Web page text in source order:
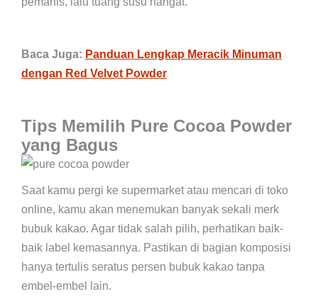
Baca Juga: Panduan Lengkap Meracik Minuman
dengan Red Velvet Powder
Tips Memilih Pure Cocoa Powder
yang Bagus
Saat kamu pergi ke supermarket atau mencari di toko
online, kamu akan menemukan banyak sekali merk
bubuk kakao. Agar tidak salah pilih, perhatikan baik-
baik label kemasannya. Pastikan di bagian komposisi
hanya tertulis seratus persen bubuk kakao tanpa
embel-embel lain.